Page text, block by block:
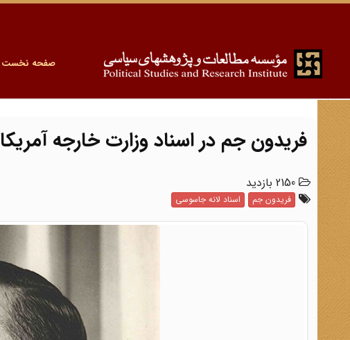
صفحه نخست
فریدون جم در اسناد وزارت خارجه آمریکا
فریدون جم اسناد لانه جاسوسی